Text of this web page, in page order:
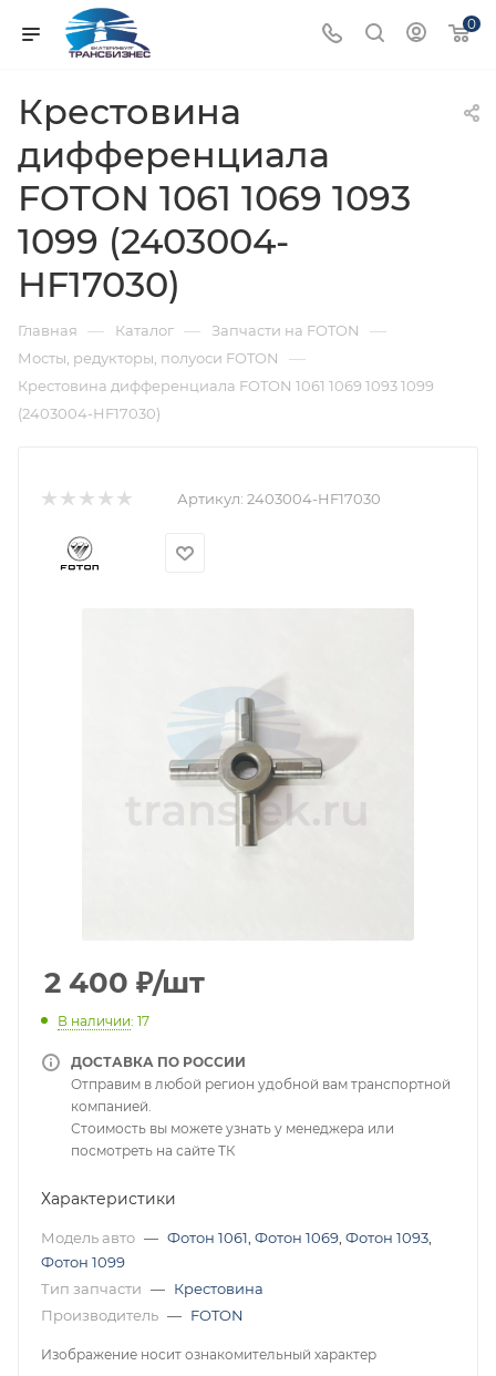
0
Крестовина
дифференциала
FOTON 1061 1069 1093
1099 (2403004-
HF17030)
Главная — Каталог — Запчасти на FOTON —
Мосты, редукторы, полуоси FOTON —
Крестовина дифференциала FOTON 1061 1069 1093 1099
(2403004-HF17030)
Артикул: 2403004-HF17030
2 400 ₽/шт
В наличии: 17
ДОСТАВКА ПО РОССИИ
Отправим в любой регион удобной вам транспортной
компанией.
Стоимость вы можете узнать у менеджера или
посмотреть на сайте ТК
Характеристики
Модель авто — Фотон 1061 Фотон 1069 Фотон 1093
Фотон 1099
Тип запчасти — Крестовина
Производитель — FOTON
Изображение носит ознакомительный характер